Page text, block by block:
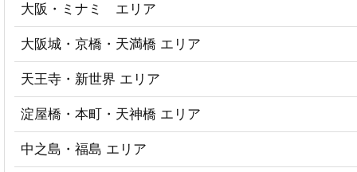
大阪・ミナミ エリア
大阪城・京橋・天満橋 エリア
天王寺・新世界 エリア
淀屋橋・本町・天神橋 エリア
中之島・福島 エリア